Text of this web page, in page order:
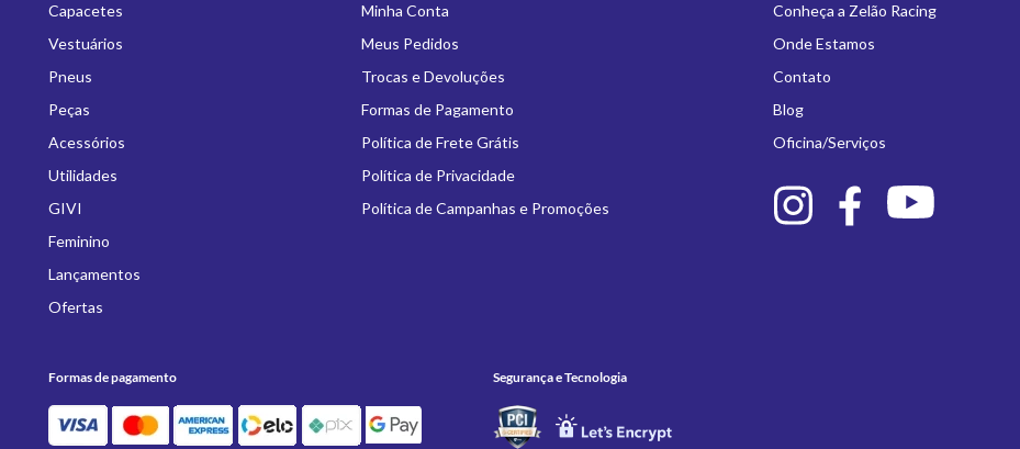
Capacetes
Vestuários
Pneus
Peças
Acessórios
Utilidades
GIVI
Feminino
Lançamentos
Ofertas
Minha Conta
Meus Pedidos
Trocas e Devoluções
Formas de Pagamento
Política de Frete Grátis
Política de Privacidade
Política de Campanhas e Promoções
Conheça a Zelão Racing
Onde Estamos
Contato
Blog
Oficina/Serviços
Formas de pagamento Segurança e Tecnologia